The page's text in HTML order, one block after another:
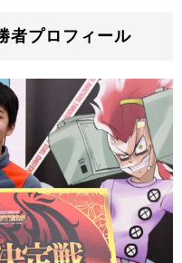
者プロフィール